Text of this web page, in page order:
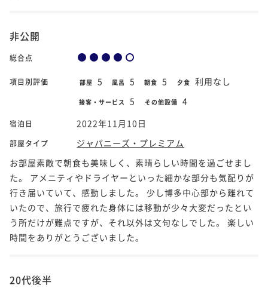
非公開
総合点
項目別評価 部屋 5 風呂 5 朝食 5 夕食 利用なし
接客・サービス 5 その他設備 4
宿泊日 2022年11月10日
部屋タイプ
ジャパニーズ・プレミアム
お部屋素敵で朝食も美味しく、素晴らしい時間を過ごせまし
た。 アメニティやドライヤーといった細かな部分も気配りが
行き届いていて、感動しました。 少し博多中心部から離れて
いたので、旅行で疲れた身体には移動が少々大変だったとい
う所だけが難点ですが、それ以外は文句なしでした。 楽しい
時間をありがとうございました。
20代後半